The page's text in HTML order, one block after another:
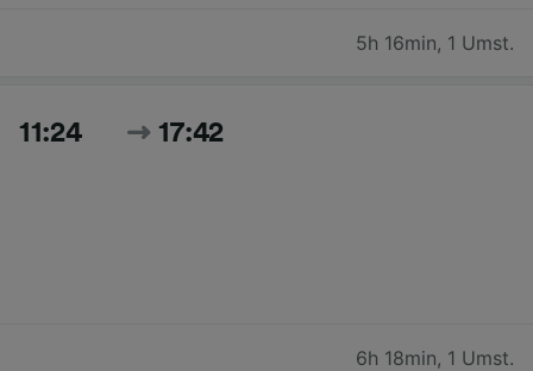
5h 16min, 1 Umst.
11:24 17:42
6h 18min, 1 Umst.